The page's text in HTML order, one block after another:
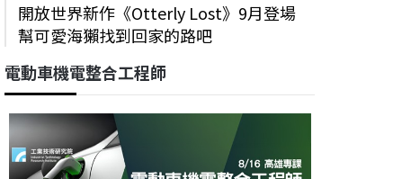
開放世界新作《Otterly Lost》9月登場
幫可愛海獺找到回家的路吧
電動車機電整合工程師